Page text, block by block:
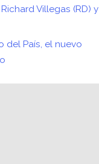
Richard Villegas (RD) y
del País, el nuevo